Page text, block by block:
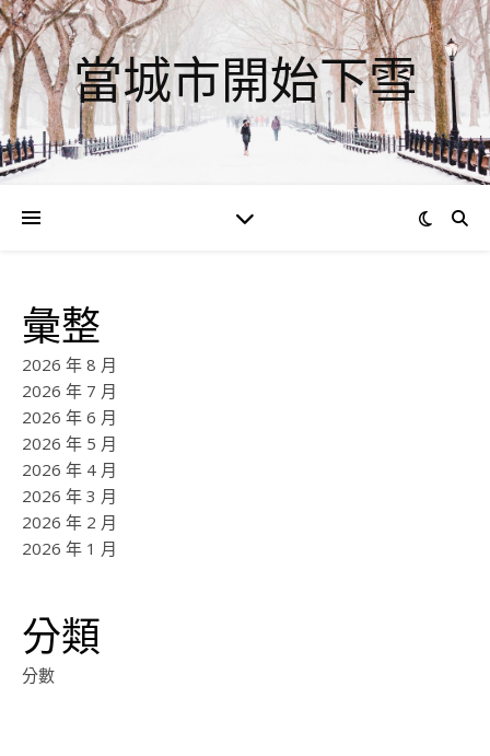
當城市開始下雪
彙整
2026 年 8 月
2026 年 7 月
2026 年 6 月
2026 年 5 月
2026 年 4 月
2026 年 3 月
2026 年 2 月
2026 年 1 月
分類
分數